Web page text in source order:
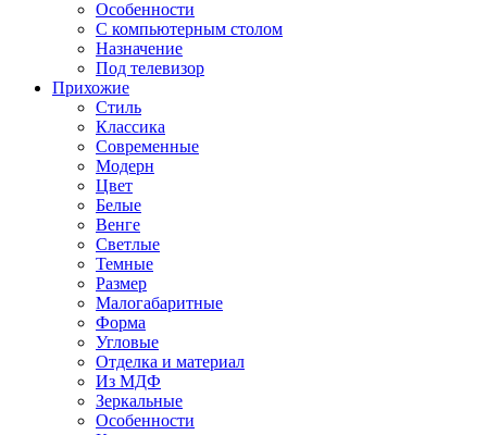
Особенности
С компьютерным столом
Назначение
Под телевизор
Прихожие
Стиль
Классика
Современные
Модерн
Цвет
Белые
Венге
Светлые
Темные
Размер
Малогабаритные
Форма
Угловые
Отделка и материал
Из МДФ
Зеркальные
Особенности